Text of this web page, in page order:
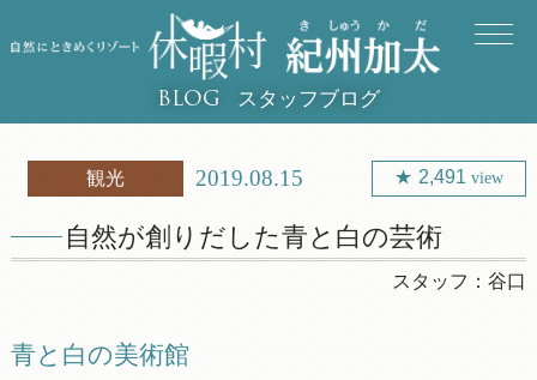
BLOG スタッフブログ
観光 2019.08.15 2,491view
自然が創りだした青と白の芸術
スタッフ：谷口
青と白の美術館